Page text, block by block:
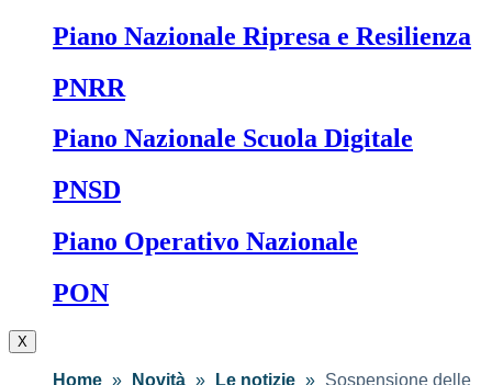
Piano Nazionale Ripresa e Resilienza
PNRR
Piano Nazionale Scuola Digitale
PNSD
Piano Operativo Nazionale
PON
X
Home Novità Le notizie
Sospensione delle